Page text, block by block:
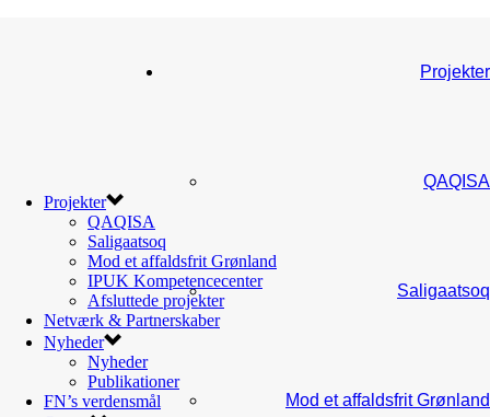
Projekter
QAQISA
Saligaatsoq
Mod et affaldsfrit Grønland
Projekter
QAQISA
Saligaatsoq
Mod et affaldsfrit Grønland
IPUK Kompetencecenter
Afsluttede projekter
Netværk & Partnerskaber
Nyheder
Nyheder
Publikationer
FN’s verdensmål